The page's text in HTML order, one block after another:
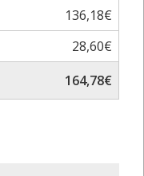
136,18€
28,60€
164,78€